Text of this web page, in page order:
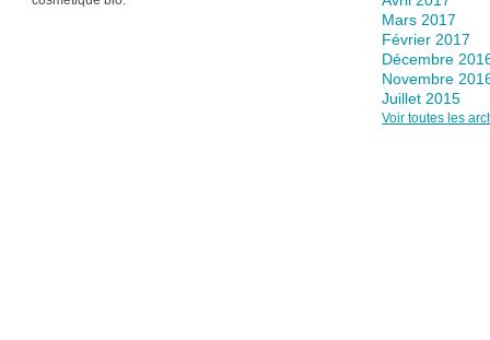
Mars 2017
Février 2017
Décembre
Novembre
Juillet 2015
Voir toutes les